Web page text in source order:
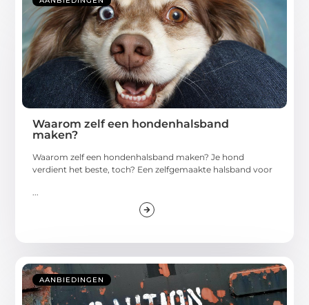
Waarom zelf een hondenhalsband
maken?
Waarom zelf een hondenhalsband maken? Je hond
verdient het beste, toch? Een zelfgemaakte halsband voor
AANBIEDINGEN